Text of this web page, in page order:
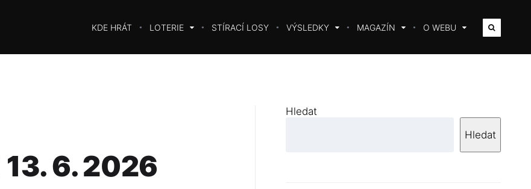
KDE HRÁT LOTERIE STÍRACÍ LOSY VÝSLEDKY MAGAZÍN O WEBU
13. 6. 2026
Hledat
Hledat